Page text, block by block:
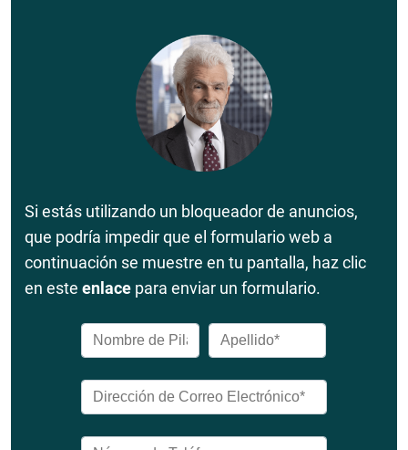
Si estás utilizando un bloqueador de anuncios,
que podría impedir que el formulario web a
continuación se muestre en tu pantalla, haz clic
en este enlace para enviar un formulario.